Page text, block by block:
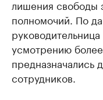
лишения свободы
полномочий. По
усмотрению
предназначались
сотрудников.